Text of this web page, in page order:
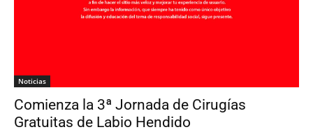
Noticias
Comienza la 3ª Jornada de Cirugías
Gratuitas de Labio Hendido